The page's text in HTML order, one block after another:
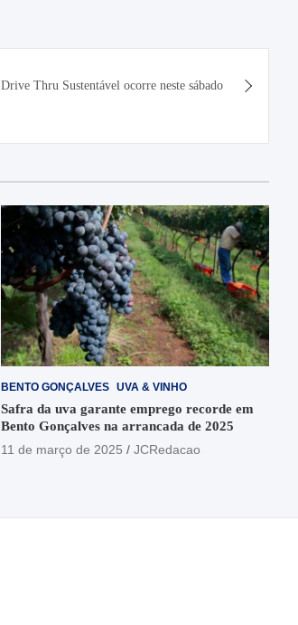
Drive Thru Sustentável ocorre neste sábado
BENTO GONÇALVES UVA & VINHO
Safra da uva garante emprego recorde em
Bento Gonçalves na arrancada de 2025
11 de março de 2025
JCRedacao